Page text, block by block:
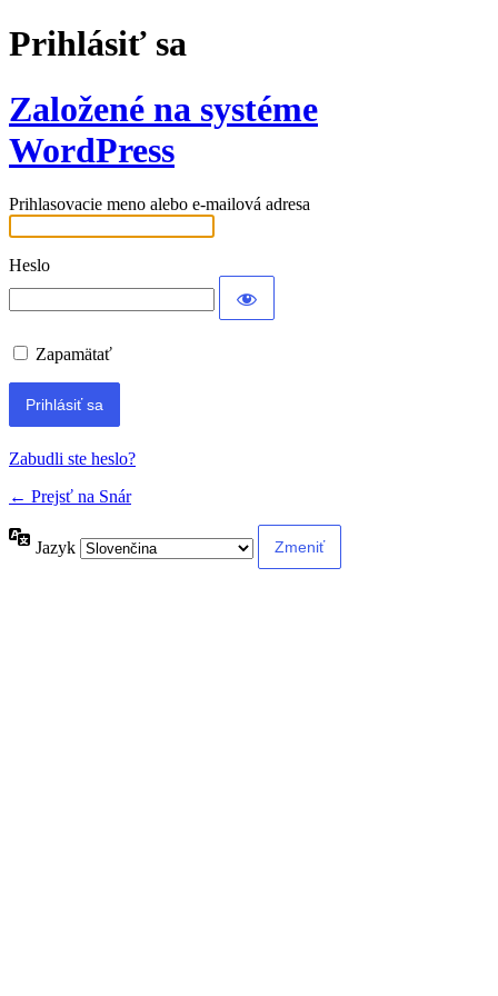
Prihlásiť sa
Založené na systéme
WordPress
Prihlasovacie meno alebo e-mailová adresa
Heslo
Zapamätať
Zabudli ste heslo?
← Prejsť na Snár
Jazyk